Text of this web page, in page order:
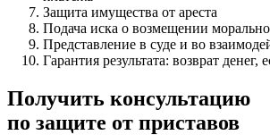
Защита имущества от ареста
Подача иска о возмещении
Представление в суде и во
Гарантия результата: возврат
Получить консультацию
по защите от приставов